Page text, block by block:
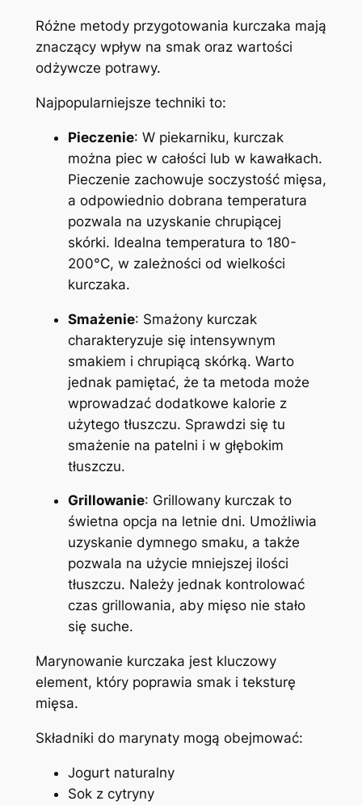
Różne metody przygotowania kurczaka mają
znaczący wpływ na smak oraz wartości
odżywcze potrawy.
Najpopularniejsze techniki to:
Pieczenie: W piekarniku, kurczak
można piec w całości lub w kawałkach.
Pieczenie zachowuje soczystość mięsa,
a odpowiednio dobrana temperatura
pozwala na uzyskanie chrupiącej
skórki. Idealna temperatura to 180-
200°C, w zależności od wielkości
kurczaka.
Smażenie: Smażony kurczak
charakteryzuje się intensywnym
smakiem i chrupiącą skórką. Warto
jednak pamiętać, że ta metoda może
wprowadzać dodatkowe kalorie z
użytego tłuszczu. Sprawdzi się tu
smażenie na patelni i w głębokim
tłuszczu.
Grillowanie: Grillowany kurczak to
świetna opcja na letnie dni. Umożliwia
uzyskanie dymnego smaku, a także
pozwala na użycie mniejszej ilości
tłuszczu. Należy jednak kontrolować
czas grillowania, aby mięso nie stało
się suche.
Marynowanie kurczaka jest kluczowy
element, który poprawia smak i teksturę
mięsa.
Składniki do marynaty mogą obejmować:
Jogurt naturalny
Sok z cytryny